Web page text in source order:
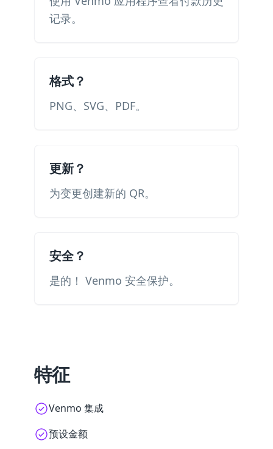
记录。
格式？
PNG、SVG、PDF。
更新？
为变更创建新的 QR。
安全？
是的！ Venmo 安全保护。
特征
Venmo 集成
预设金额